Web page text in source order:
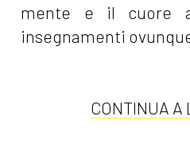
mente e il cuore
insegnamenti
CONTINUA A